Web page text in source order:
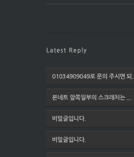
01034909049로 문의 주시면 되...
본네트 앞쪽일부의 스크래치는 ...
비밀글입니다.
비밀글입니다.